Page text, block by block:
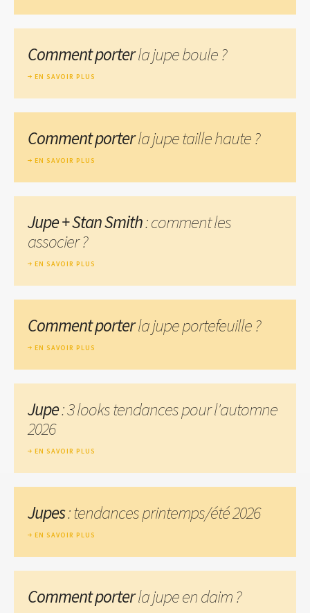
Comment porterla jupe boule ?
EN SAVOIR PLUS
Comment porterla jupe taille haute ?
EN SAVOIR PLUS
Jupe + Stan Smith: comment les
associer ?
EN SAVOIR PLUS
Comment porterla jupe portefeuille ?
EN SAVOIR PLUS
Jupe: 3 looks tendances pour l'automne
2026
EN SAVOIR PLUS
Jupes: tendances printemps/été 2026
EN SAVOIR PLUS
Comment porterla jupe en daim ?